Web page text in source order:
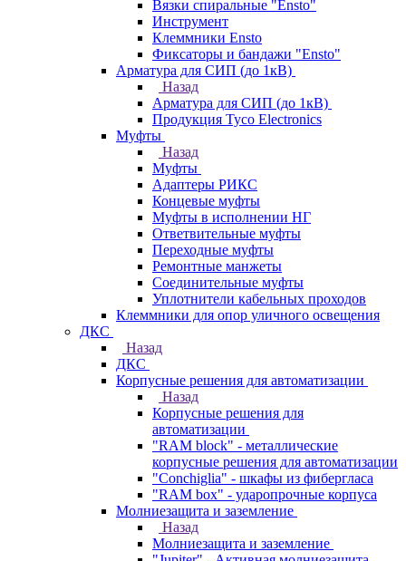
Вязки спиральные "Ensto"
Инструмент
Клеммники Ensto
Фиксаторы и бандажи "Ensto"
Арматура для СИП (до 1кВ)
Назад
Арматура для СИП (до 1кВ)
Продукция Tyco Electronics
Муфты
Назад
Муфты
Адаптеры РИКС
Концевые муфты
Муфты в исполнении НГ
Ответвительные муфты
Переходные муфты
Ремонтные манжеты
Соединительные муфты
Уплотнители кабельных проходов
Клеммники для опор уличного освещения
ДКС
Назад
ДКС
Корпусные решения для автоматизации
Назад
Корпусные решения для
автоматизации
"RAM block" - металлические
корпусные решения для автоматизации
"Conchiglia" - шкафы из фибергласа
"RAM box" - ударопрочные корпуса
Молниезащита и заземление
Назад
Молниезащита и заземление